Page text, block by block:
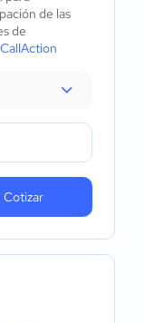
de las
de
Cotizar